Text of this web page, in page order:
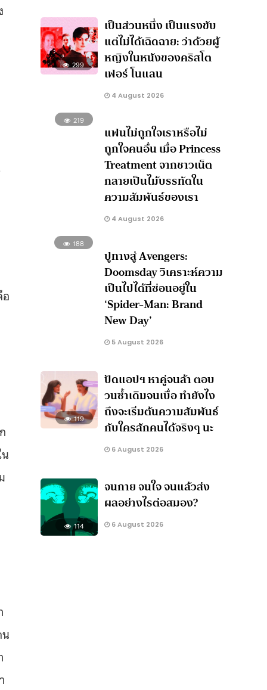
299
เป็นส่วนหนึ่ง เป็นแรงขับ
แต่ไม่ได้เฉิดฉาย: ว่าด้วยผู้
หญิงในหนังของคริสโต
เฟอร์ โนแลน
4 August 2026
219
แฟนไม่ถูกใจเราหรือไม่
ถูกใจคนอื่น เมื่อ Princess
Treatment จากชาวเน็ต
กลายเป็นไม้บรรทัดใน
ความสัมพันธ์ของเรา
4 August 2026
188
ปูทางสู่ Avengers:
Doomsday วิเคราะห์ความ
เป็นไปได้ที่ซ่อนอยู่ใน
‘Spider-Man: Brand
New Day’
5 August 2026
119
ปัดแอปฯ หาคู่จนล้า ตอบ
วนซ้ำเดิมจนเบื่อ ทำยังไง
ถึงจะเริ่มต้นความสัมพันธ์
กับใครสักคนได้จริงๆ นะ
6 August 2026
114
จนกาย จนใจ จนแล้วส่ง
ผลอย่างไรต่อสมอง?
6 August 2026